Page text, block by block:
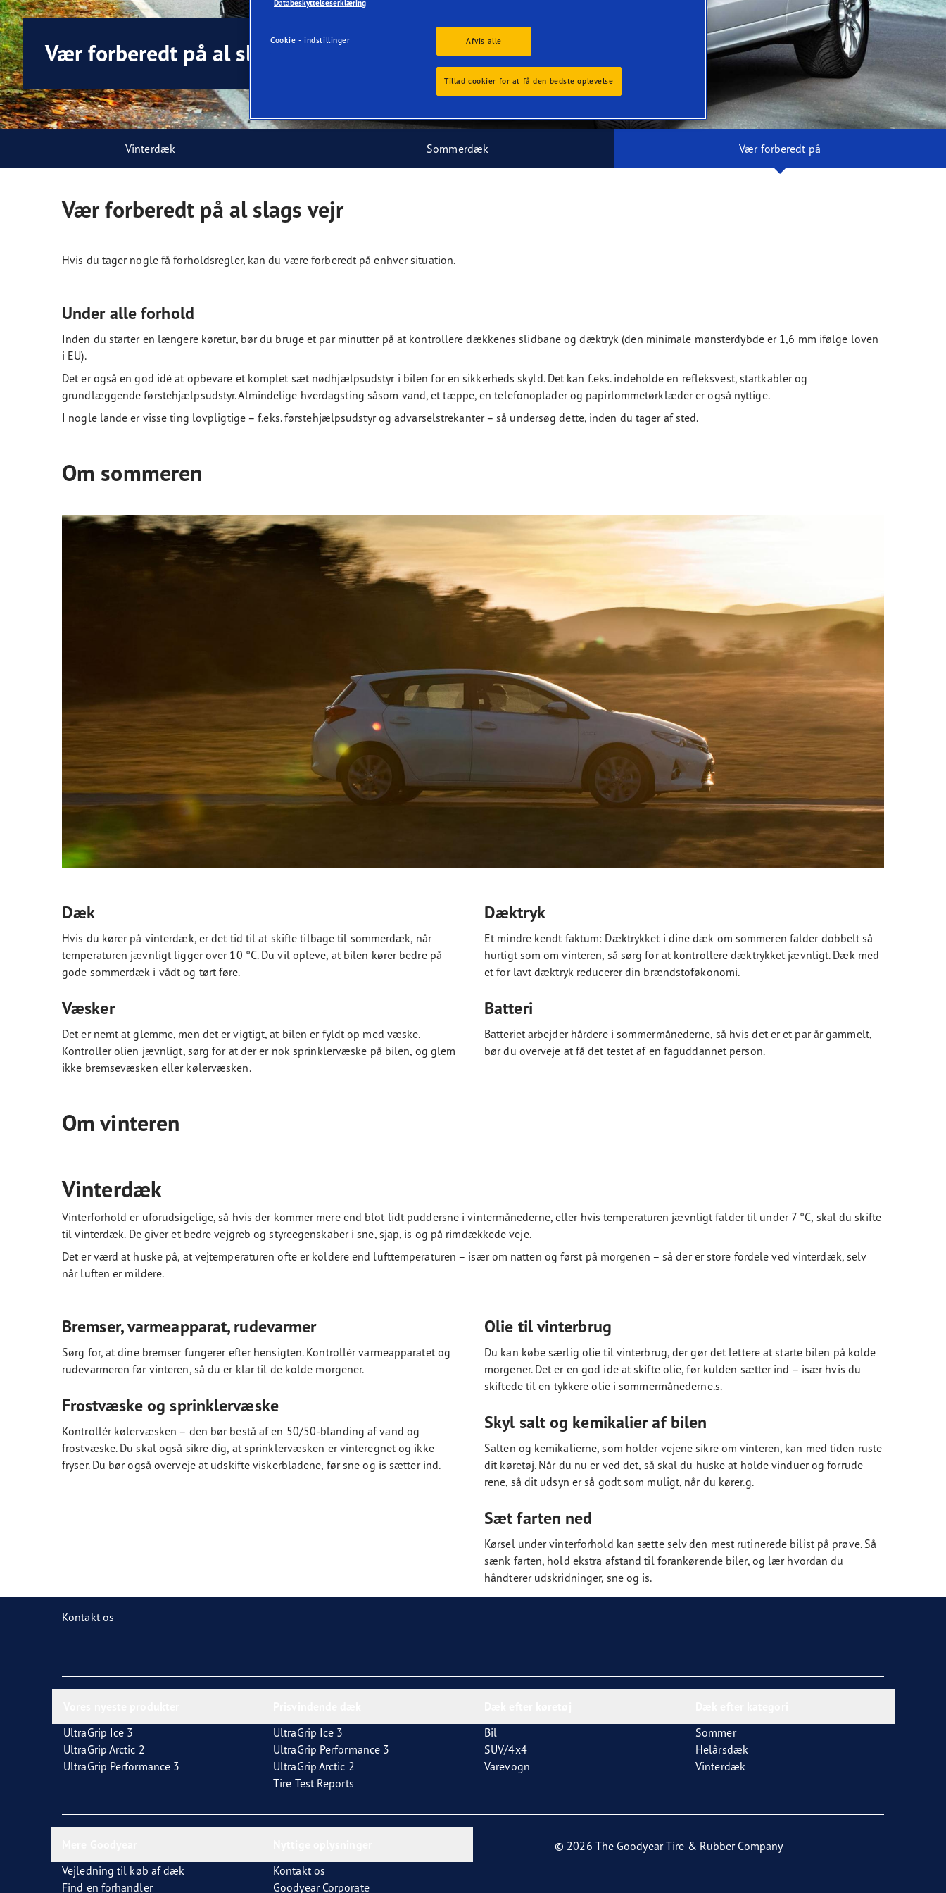
Ordliste for dæk
Goodyear RACING
Vær forberedt på al slags vejr
Vinterdæk Sommerdæk Vær forberedt på
Vær forberedt på al slags vejr
Hvis du tager nogle få forholdsregler, kan du være forberedt på enhver situation.
Under alle forhold
Inden du starter en længere køretur, bør du bruge et par minutter på at kontrollere dækkenes slidbane og dæktryk (den minimale mønsterdybde er 1,6 mm ifølge loven
i EU).
Det er også en god idé at opbevare et komplet sæt nødhjælpsudstyr i bilen for en sikkerheds skyld. Det kan f.eks. indeholde en refleksvest, startkabler og
grundlæggende førstehjælpsudstyr. Almindelige hverdagsting såsom vand, et tæppe, en telefonoplader og papirlommetørklæder er også nyttige.
I nogle lande er visse ting lovpligtige – f.eks. førstehjælpsudstyr og advarselstrekanter – så undersøg dette, inden du tager af sted.
Om sommeren
Dæk
Hvis du kører på vinterdæk, er det tid til at skifte tilbage til sommerdæk, når
temperaturen jævnligt ligger over 10 °C. Du vil opleve, at bilen kører bedre på
gode sommerdæk i vådt og tørt føre.
Væsker
Det er nemt at glemme, men det er vigtigt, at bilen er fyldt op med væske.
Kontroller olien jævnligt, sørg for at der er nok sprinklervæske på bilen, og glem
ikke bremsevæsken eller kølervæsken.
Dæktryk
Et mindre kendt faktum: Dæktrykket i dine dæk om sommeren falder dobbelt så
hurtigt som om vinteren, så sørg for at kontrollere dæktrykket jævnligt. Dæk med
et for lavt dæktryk reducerer din brændstoføkonomi.
Batteri
Batteriet arbejder hårdere i sommermånederne, så hvis det er et par år gammelt,
bør du overveje at få det testet af en faguddannet person.
Om vinteren
Vinterdæk
Vinterforhold er uforudsigelige, så hvis der kommer mere end blot lidt puddersne i vintermånederne, eller hvis temperaturen jævnligt falder til under 7 °C, skal du skifte
til vinterdæk. De giver et bedre vejgreb og styreegenskaber i sne, sjap, is og på rimdækkede veje.
Det er værd at huske på, at vejtemperaturen ofte er koldere end lufttemperaturen – især om natten og først på morgenen – så der er store fordele ved vinterdæk, selv
når luften er mildere.
Bremser, varmeapparat, rudevarmer
Sørg for, at dine bremser fungerer efter hensigten. Kontrollér varmeapparatet og
rudevarmeren før vinteren, så du er klar til de kolde morgener.
Frostvæske og sprinklervæske
Kontrollér kølervæsken – den bør bestå af en 50/50-blanding af vand og
frostvæske. Du skal også sikre dig, at sprinklervæsken er vinteregnet og ikke
fryser. Du bør også overveje at udskifte viskerbladene, før sne og is sætter ind.
Olie til vinterbrug
Du kan købe særlig olie til vinterbrug, der gør det lettere at starte bilen på kolde
morgener. Det er en god ide at skifte olie, før kulden sætter ind – især hvis du
skiftede til en tykkere olie i sommermånederne.s.
Skyl salt og kemikalier af bilen
Salten og kemikalierne, som holder vejene sikre om vinteren, kan med tiden ruste
dit køretøj. Når du nu er ved det, så skal du huske at holde vinduer og forrude
rene, så dit udsyn er så godt som muligt, når du kører.g.
Sæt farten ned
Kørsel under vinterforhold kan sætte selv den mest rutinerede bilist på prøve. Så
sænk farten, hold ekstra afstand til forankørende biler, og lær hvordan du
håndterer udskridninger, sne og is.
Kontakt os
UltraGrip Ice 3
UltraGrip Arctic 2
UltraGrip Performance 3
UltraGrip Ice 3
UltraGrip Performance 3
UltraGrip Arctic 2
Tire Test Reports
Bil
SUV/4x4
Varevogn
Sommer
Helårsdæk
Vinterdæk
Vejledning til køb af dæk
Find en forhandler
Kontakt os
Goodyear Corporate
© 2026 The Goodyear Tire & Rubber Company
Databeskyttelseserklæring
Cookie - indstillinger Afvis alle
Tillad cookier for at få den bedste oplevelse